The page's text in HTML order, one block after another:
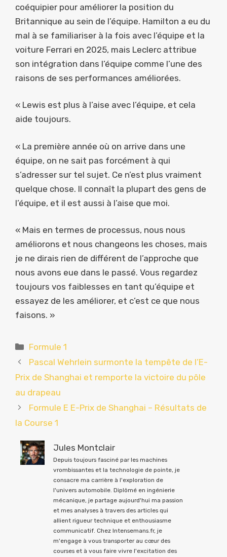
coéquipier pour améliorer la position du
Britannique au sein de l’équipe. Hamilton a eu du
mal à se familiariser à la fois avec l’équipe et la
voiture Ferrari en 2025, mais Leclerc attribue
son intégration dans l’équipe comme l’une des
raisons de ses performances améliorées.
« Lewis est plus à l’aise avec l’équipe, et cela
aide toujours.
« La première année où on arrive dans une
équipe, on ne sait pas forcément à qui
s’adresser sur tel sujet. Ce n’est plus vraiment
quelque chose. Il connaît la plupart des gens de
l’équipe, et il est aussi à l’aise que moi.
« Mais en termes de processus, nous nous
améliorons et nous changeons les choses, mais
je ne dirais rien de différent de l’approche que
nous avons eue dans le passé. Vous regardez
toujours vos faiblesses en tant qu’équipe et
essayez de les améliorer, et c’est ce que nous
faisons. »
Catégories
Formule 1
Pascal Wehrlein surmonte la tempête de l’E-
Prix de Shanghai et remporte la victoire du pôle
au drapeau
Formule E E-Prix de Shanghai – Résultats de
la Course 1
Jules Montclair
Depuis toujours fasciné par les machines
vrombissantes et la technologie de pointe, je
consacre ma carrière à l'exploration de
l'univers automobile. Diplômé en ingénierie
mécanique, je partage aujourd'hui ma passion
et mes analyses à travers des articles qui
allient rigueur technique et enthousiasme
communicatif. Chez Intensemans.fr, je
m'engage à vous transporter au cœur des
courses et à vous faire vivre l'excitation des